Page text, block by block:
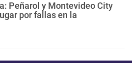
Peñarol y Montevideo City
por fallas en la